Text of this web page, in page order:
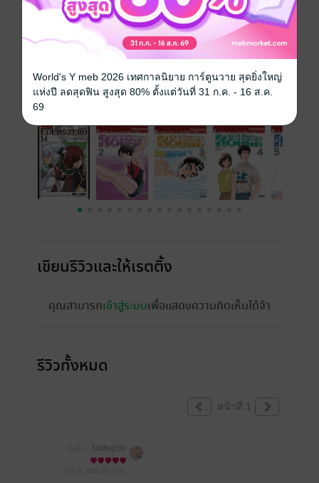
เรื่องที่คุณน่าจะสนใจ
เขียนรีวิวและให้เรตติ้ง
คุณสามารถเข้าสู่ระบบเพื่อแสดงความคิดเห็นได้จ้า
รีวิวทั้งหมด
หน้าที่ 1
NONqE00
World's Y meb 2026 เทศกาลนิยาย การ์ตูนวาย สุดยิ่งใหญ่
แห่งปี ลดสุดฟิน สูงสุด 80% ตั้งแต่วันที่ 31 ก.ค. - 16 ส.ค.
69